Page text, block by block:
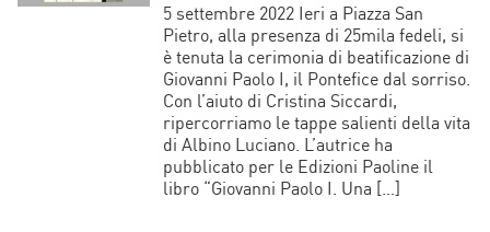
5 settembre 2022 Ieri a Piazza San
Pietro, alla presenza di 25mila fedeli, si
è tenuta la cerimonia di beatificazione di
Giovanni Paolo I, il Pontefice dal sorriso.
Con l’aiuto di Cristina Siccardi,
ripercorriamo le tappe salienti della vita
di Albino Luciano. L’autrice ha
pubblicato per le Edizioni Paoline il
libro “Giovanni Paolo I. Una […]